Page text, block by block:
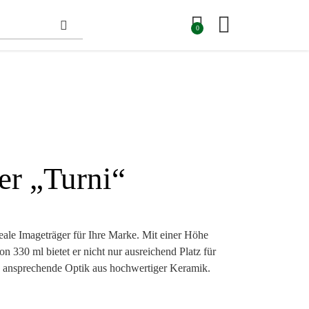
0
„Turni“
Imageträger für Ihre Marke. Mit einer Höhe
330 ml bietet er nicht nur ausreichend Platz für
Optik aus hochwertiger Keramik.
durch seine moderne Sublimationsdruck-